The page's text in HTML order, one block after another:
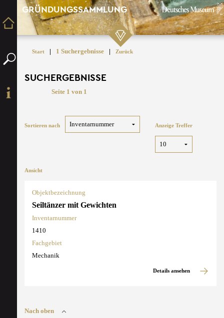
GRÜNDUNGSSAMMLUNG
Start | 1 Suchergebnisse | Zurück
SUCHERGEBNISSE
Seite 1 von 1
Sortieren nach Anzeige Treffer
Ansicht
Objektbezeichnung
Seiltänzer mit Gewichten
Inventarnummer
1410
Fachgebiet
Mechanik
Details ansehen
Nach oben